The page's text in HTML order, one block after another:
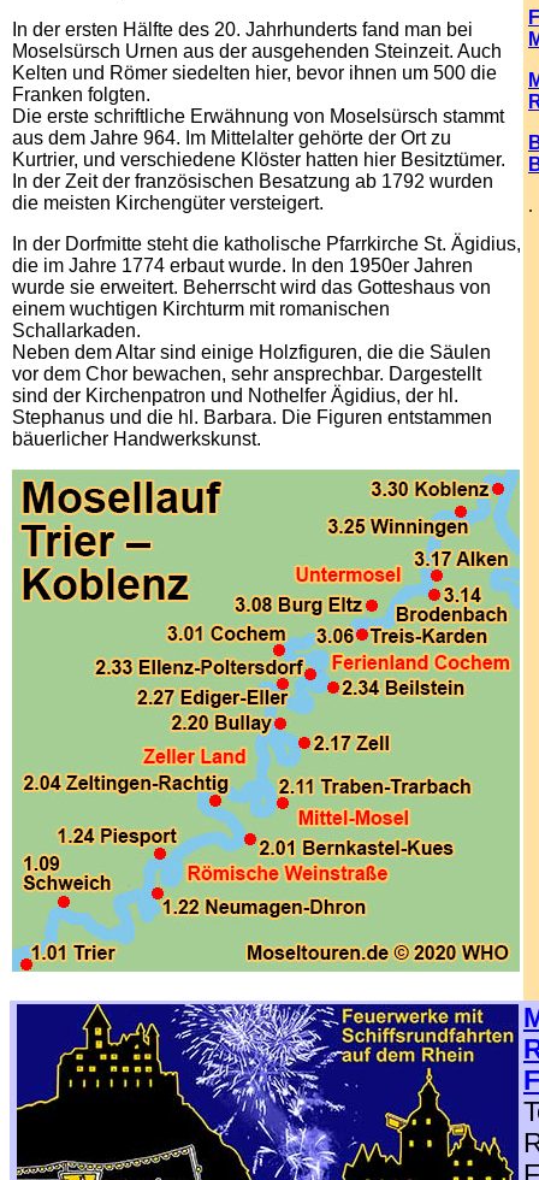
In der ersten Hälfte des 20. Jahrhunderts fand man bei
Moselsürsch Urnen aus der ausgehenden Steinzeit. Auch
Kelten und Römer siedelten hier, bevor ihnen um 500 die
Franken folgten.
Die erste schriftliche Erwähnung von Moselsürsch stammt
aus dem Jahre 964. Im Mittelalter gehörte der Ort zu
Kurtrier, und verschiedene Klöster hatten hier Besitztümer.
In der Zeit der französischen Besatzung ab 1792 wurden
die meisten Kirchengüter versteigert.
In der Dorfmitte steht die katholische Pfarrkirche St. Ägidius,
die im Jahre 1774 erbaut wurde. In den 1950er Jahren
wurde sie erweitert. Beherrscht wird das Gotteshaus von
einem wuchtigen Kirchturm mit romanischen
Schallarkaden.
Neben dem Altar sind einige Holzfiguren, die die Säulen
vor dem Chor bewachen, sehr ansprechbar. Dargestellt
sind der Kirchenpatron und Nothelfer Ägidius, der hl.
Stephanus und die hl. Barbara. Die Figuren entstammen
bäuerlicher Handwerkskunst.
.